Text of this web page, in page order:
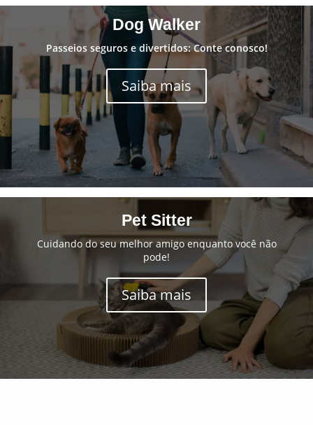
Dog Walker
Passeios seguros e divertidos: Conte conosco!
Saiba mais
Pet Sitter
Cuidando do seu melhor amigo enquanto você não
pode!
Saiba mais